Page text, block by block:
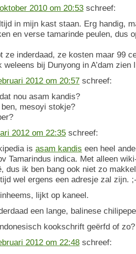
2010 om 20:53 schreef:
in mijn kast staan. Erg handig,
en verse tamarinde peulen, dus
ze inderdaad, ze kosten maar 99
bij Dunyong in A’dam zien
2012 om 20:57 schreef:
nou asam kandis?
mesoyi stokje?
2012 om 22:35 schreef:
is asam kandis een heel
Tamarindus indica. Met alleen
dus ik ben bang ook niet zo
wel ergens een adresje zal zijn.
lijkt op kaneel.
een lange, balinese
kookschrift geërfd of
2012 om 22:48 schreef: